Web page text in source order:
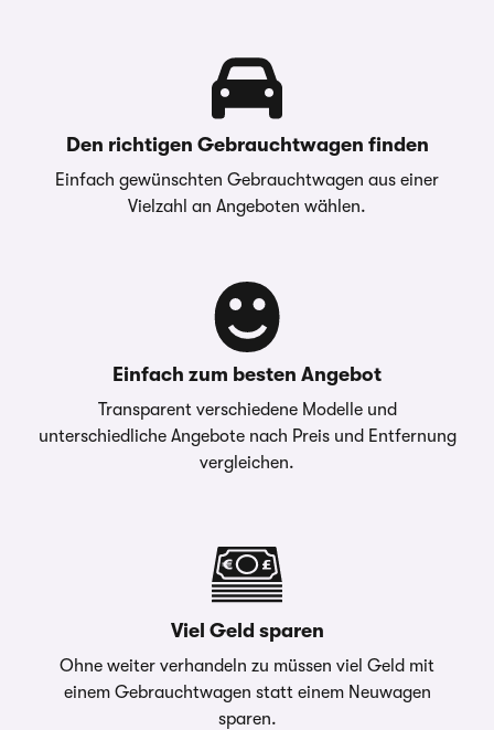
Den richtigen Gebrauchtwagen finden
Einfach gewünschten Gebrauchtwagen aus einer
Vielzahl an Angeboten wählen.
Einfach zum besten Angebot
Transparent verschiedene Modelle und
unterschiedliche Angebote nach Preis und Entfernung
vergleichen.
Viel Geld sparen
Ohne weiter verhandeln zu müssen viel Geld mit
einem Gebrauchtwagen statt einem Neuwagen
sparen.